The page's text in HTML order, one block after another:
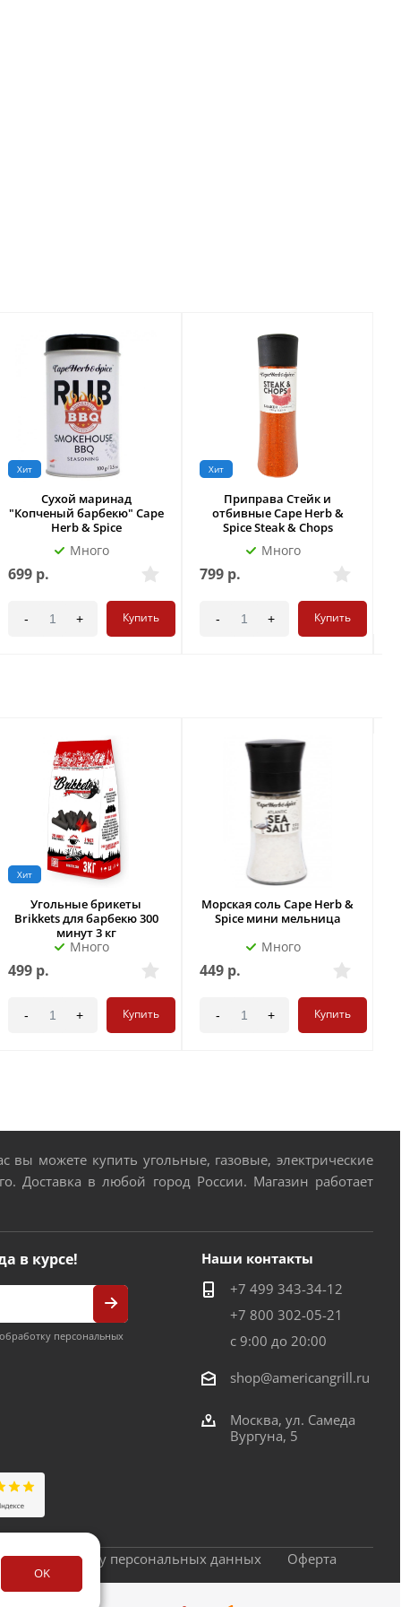
Хит
Сухой маринад
"Копченый барбекю" Cape
Herb & Spice
Много
699 р.
- + Купить
Хит
Приправа Стейк и
отбивные Cape Herb &
Spice Steak & Chops
Много
799 р.
- + Купить
Хит
Угольные брикеты
Brikkets для барбекю 300
минут 3 кг
Много
499 р.
- + Купить
Морская соль Cape Herb &
Spice мини мельница
Много
449 р.
- + Купить
можете купить угольные, газовые, электрические
Доставка в любой город России. Магазин работает
в курсе!
обработку персональных
Наши контакты
+7 499 343-34-12
+7 800 302-05-21
с 9:00 до 20:00
shop@americangrill.ru
Москва, ул. Самеда
Вургуна, 5
на обработку персональных данных Оферта
OK